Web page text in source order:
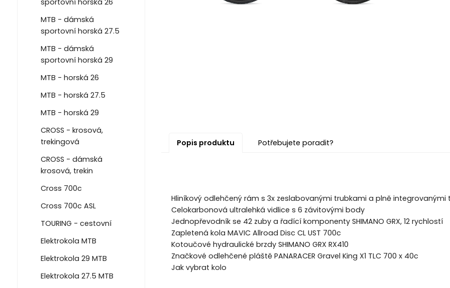
sportovní horská 26
MTB - dámská
sportovní horská 27.5
MTB - dámská
sportovní horská 29
MTB - horská 26
MTB - horská 27.5
MTB - horská 29
CROSS - krosová,
trekingová
CROSS - dámská
krosová, trekin
Cross 700c
Cross 700c ASL
TOURING - cestovní
Elektrokola MTB
Elektrokola 29 MTB
Elektrokola 27.5 MTB
Popis produktu Potřebujete poradit?
Hliníkový odlehčený rám s 3x zeslabovanými trubkami a plně
Celokarbonová ultralehká vidlice s 6 závitovými body
Jednopřevodník se 42 zuby a řadící komponenty SHIMANO GRX, 12 rychlostí
Zapletená kola MAVIC Allroad Disc CL UST 700c
Kotoučové hydraulické brzdy SHIMANO GRX RX410
Značkové odlehčené pláště PANARACER Gravel King X1 TLC 700 x 40c
Jak vybrat kolo